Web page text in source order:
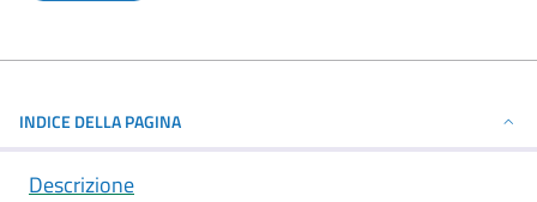
INDICE DELLA PAGINA
Descrizione